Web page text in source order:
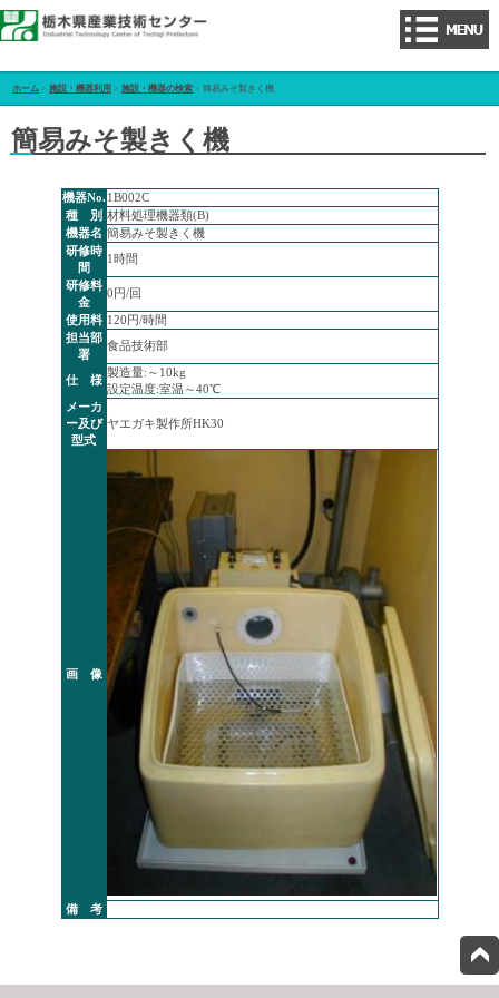
ホーム >施設・機器利用 >施設・機器の検索 > 簡易みそ製きく機
簡易みそ製きく機
機器No. 1B002C
種 別 材料処理機器類(B)
機器名 簡易みそ製きく機
研修時
間
1時間
研修料
金
0円/回
使用料 120円/時間
担当部
署
食品技術部
仕 様
製造量:～10kg
設定温度:室温～40℃
メーカ
ー及び
型式
ヤエガキ製作所HK30
画 像
備 考